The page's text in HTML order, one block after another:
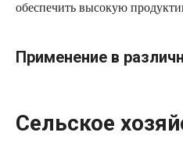
обеспечить высокую
Применение в
Сельское